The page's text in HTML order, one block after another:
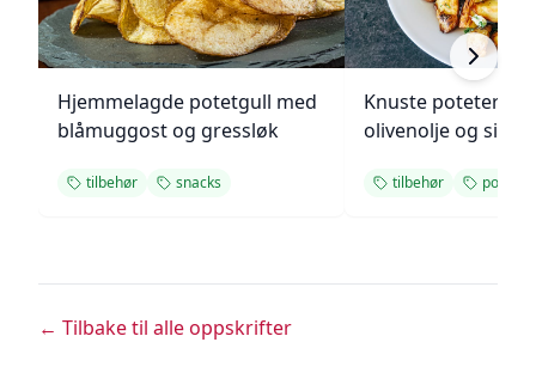
Hjemmelagde potetgull med
blåmuggost og gressløk
tilbehør snacks
Knuste poteter
olivenolje og sitron
tilbehør poteter
← Tilbake til alle oppskrifter